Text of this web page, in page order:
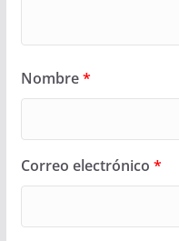
Nombre*
Correo electrónico *